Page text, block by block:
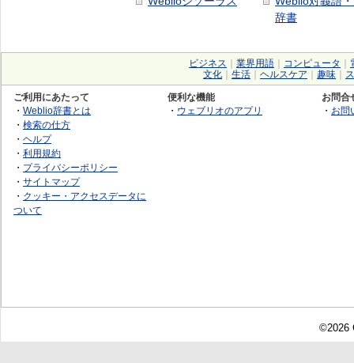
辞書
ビジネス 業界用語 コンピュータ
文化
生活 ヘルスケア 趣味
ご利用にあたって
・ Weblio辞書とは
・ 検索の仕方
・ ヘルプ
・ 利用規約
・ プライバシーポリシー
・ サイトマップ
・ クッキー・アクセスデータに
ついて
便利な機能
・ ウェブリオのアプリ
お問合
・ お問
©2026